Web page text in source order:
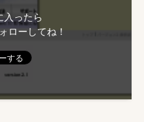
入ったら
ローしてね！